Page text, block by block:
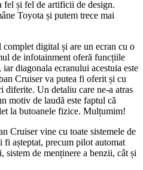
fel și fel de artificii de design.
Toyota și putem trece mai
digital și are un ecran cu o
de infotainment oferă funcțiile
diagonala ecranului acestuia este
Cruiser va putea fi oferit și cu
Un detaliu care ne-a atras
motiv de laudă este faptul că
la butoanele fizice. Mulțumim!
Cruiser vine cu toate sistemele de
fi așteptat, precum pilot automat
sistem de menținere a benzii, cât și